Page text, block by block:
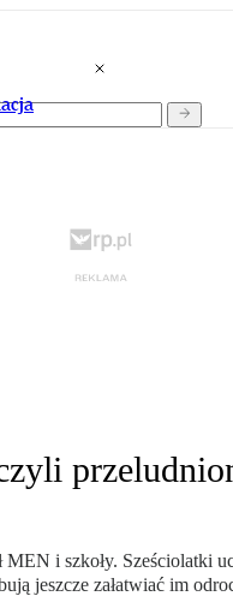
MEN i szkoły. Sześciolatki
jeszcze załatwiać im